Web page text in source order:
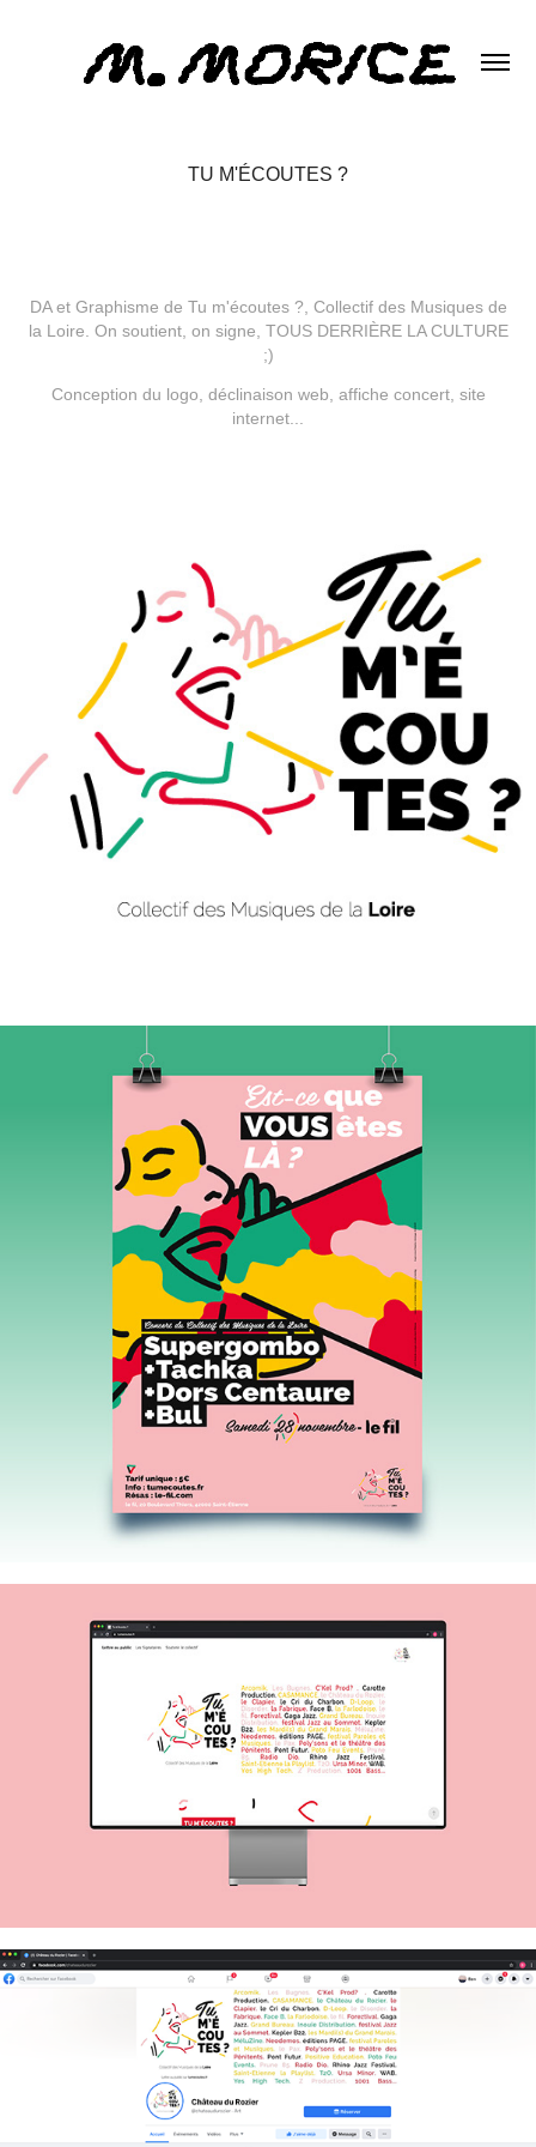
TU M'ÉCOUTES ?
DA et Graphisme de Tu m'écoutes?, Collectif des Musiques de
la Loire. On soutient, on signe, TOUS DERRIÈRE LA CULTURE
;)
Conception du logo, déclinaison web, affiche concert, site
internet...